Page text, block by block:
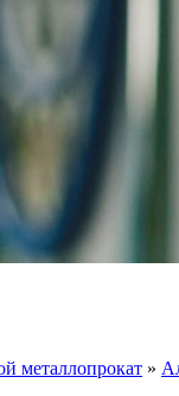
металлопрокат »